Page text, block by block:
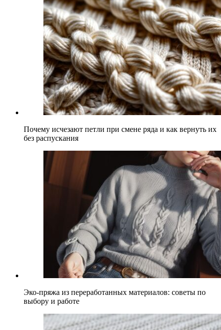
Почему исчезают петли при смене ряда и как вернуть их
без распускания
Эко-пряжа из переработанных материалов: советы по
выбору и работе